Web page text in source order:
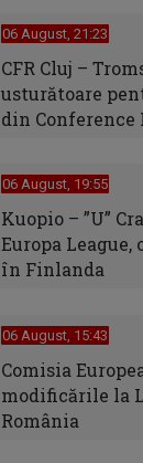
06 August, 21:23
CFR Cluj –
usturătoare
din Conference
06 August, 19:55
Kuopio – ”U”
Europa
în Finlanda
06 August, 15:43
Comisia
modificările la
România